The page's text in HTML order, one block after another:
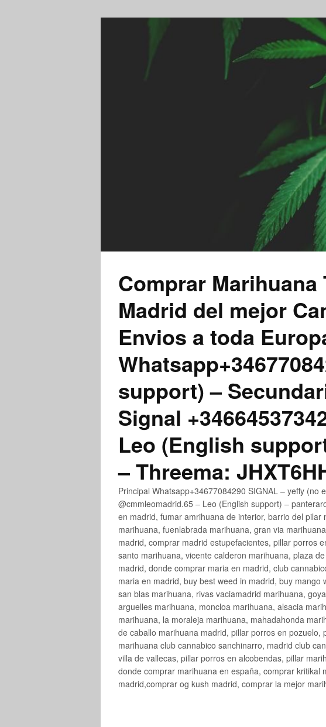
Comprar Marihuana
Madrid del mejor
Envios a toda
support) –
Signal
Leo (English
– Threema:
Principal Whatsapp+34677084290 SIGNAL – yeffy
@cmmleomadrid.65 – Leo (English support) –
en madrid, fumar amrihuana de interior, barrio del
marihuana, fuenlabrada marihuana, gran via
madrid, comprar madrid estupefacientes, pillar porros
santo marihuana, vicente calderon marihuana, plaza
madrid, donde comprar maria en madrid, club
maria en madrid, buy best weed in madrid, buy
san blas marihuana, rivas vaciamadrid marihuana,
arguelles marihuana, moncloa marihuana, alsacia
marihuana, la moraleja marihuana, mahadahonda
de caballo marihuana madrid, pillar porros en
marihuana club cannabico sanchinarro, madrid club
villa de vallecas, pillar porros en alcobendas, pillar
donde comprar marihuana en españa, comprar
madrid,comprar og kush madrid, comprar la mejor